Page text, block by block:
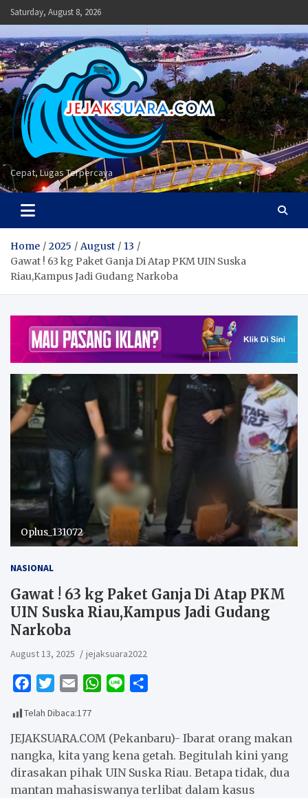
Skip
to
content
Saturday, August 8, 2026
Cepat, Lugas Terpercaya
Home 2025 August
13
Gawat ! 63 kg Paket Ganja Di Atap PKM UIN Suska
Riau,Kampus Jadi Gudang Narkoba
Oplus_131072
NASIONAL
Gawat ! 63 kg Paket Ganja Di Atap PKM
UIN Suska Riau,Kampus Jadi Gudang
Narkoba
August 13, 2025 jejaksuara2022
c
e
b
o
o
i
t
t
e
r
a
i
l
W
t
s
A
p
e
r
e
Telah Dibaca:177
JEJAKSUARA.COM (Pekanbaru)- Ibarat orang makan
nangka, kita yang kena getah. Begitulah kini yang
dirasakan pihak UIN Suska Riau. Betapa tidak, dua
mantan mahasiswanya terlibat dalam kasus